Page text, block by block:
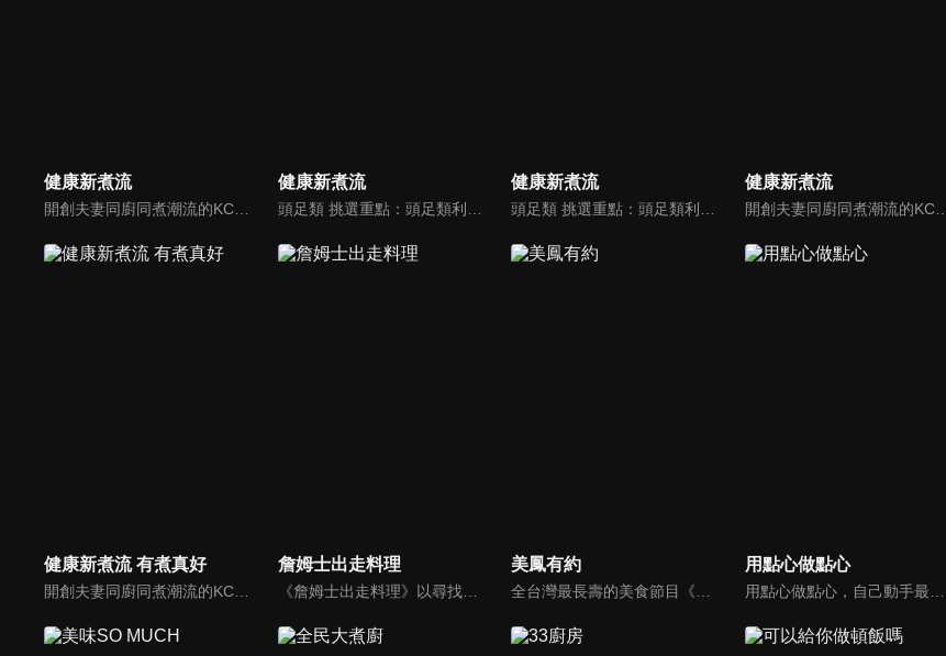
健康新煮流 健康新煮流 健康新煮流 健康新煮流
開創夫妻同廚同煮潮流的KC夫婦，繼《健康醫食代》後，走出攝影棚，帶大家全台走透透，發掘上帝賞賜的美味食材，內容融合新加坡南洋風和客家純樸味，加上台灣獨特的閩南風情，互相激盪交織出的火花，打造出獨一無二的美食節目。
健康新煮流 有煮真好 詹姆士出走料理
《詹姆士出走料理》以尋找詹姆士私廚菜單為節目主軸，為了尋找記憶中的美味料理，詹姆士將帶領大家探索市場，品嘗在地美味、尋訪料理達人，並在節目中展現特殊食材的處理方式、嘗試新的醬料或是新的料理作法，製作創意料理(料理教學)，最後在節目片尾時作出一道『詹姆士創意料理』。
美鳳有約 用點心做點心